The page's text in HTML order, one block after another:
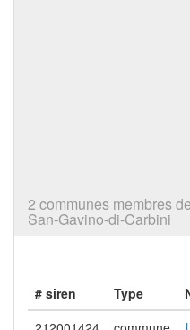
2 communes membres
San-Gavino-di-Carbini
# siren Type